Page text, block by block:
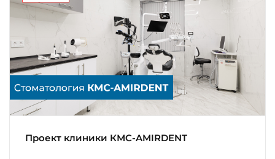
Проект клиники КМС-AMIRDENT